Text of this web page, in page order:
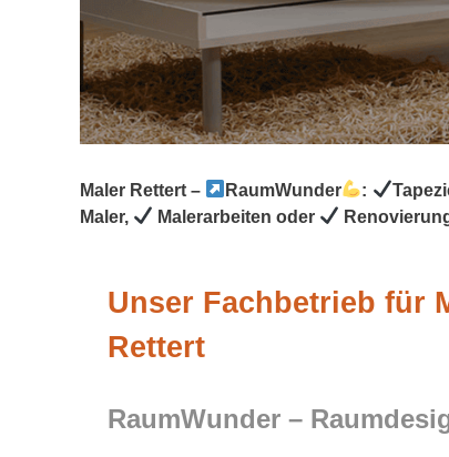
Maler Rettert – RaumWunder :
Maler,
Malerarbeiten oder
Unser Fachbetrieb für
Rettert
RaumWunder –